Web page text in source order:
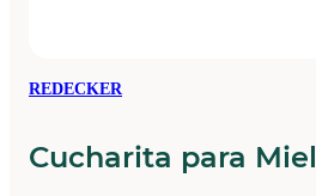
REDECKER
Cucharita para Miel